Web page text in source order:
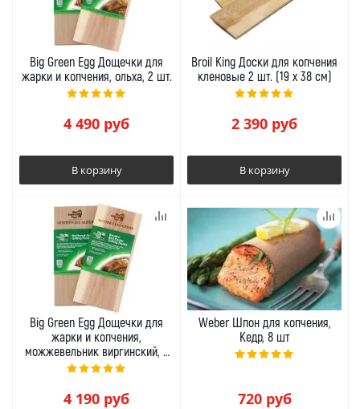
Big Green Egg Дощечки для
жарки и копчения, ольха, 2 шт.
4 490 руб
В корзину
Broil King Доски для копчения
кленовые 2 шт. (19 х 38 см)
2 390 руб
В корзину
Big Green Egg Дощечки для
жарки и копчения,
можжевельник виргинский, 2
шт.
4 190 руб
Weber Шпон для копчения,
Кедр, 8 шт
720руб